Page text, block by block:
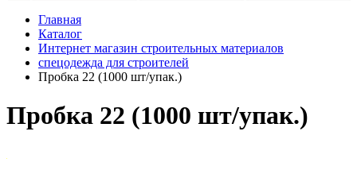
Главная
Каталог
Интернет магазин строительных материалов
спецодежда для строителей
Пробка 22 (1000 шт/упак.)
Пробка 22 (1000 шт/упак.)